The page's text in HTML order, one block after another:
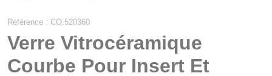
Référence : CO.520360
Verre Vitrocéramique
Courbe Pour Insert Et